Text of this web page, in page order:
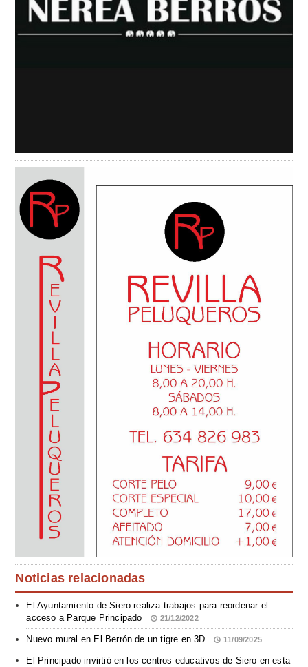
Noticias relacionadas
El Ayuntamiento de Siero realiza trabajos para reordenar el
acceso a Parque Principado
21/12/2022
Nuevo mural en El Berrón de un tigre en 3D 11/09/2025
El Principado invirtió en los centros educativos de Siero en esta